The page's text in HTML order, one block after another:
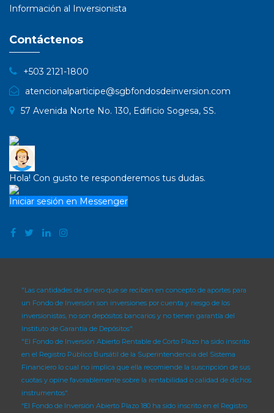
Información al Inversionista
Contáctenos
+503 2121-1800
atencionalparticipe@sgbfondosdeinversion.com
57 Avenida Norte No. 130, Edificio Sogesa, SS.
Hola! Con gusto te responderemos tus dudas.
Iniciar sesión en Messenger
"Las cantidades de dinero que se reciben en concepto de aportes para
un Fondo de Inversión son inversiones por cuenta y riesgo de los
inversionistas, no son depósitos bancarios y no tienen garantía del
Instituto de Garantía de Depósitos".
"El Fondo de Inversión Abierto Rentable de Corto Plazo ha sido inscrito
en el Registro Público Bursátil de la Superintendencia del Sistema
Financiero lo cual no implica que ella recomiende la suscripción de sus
cuotas y opine favorablemente sobre la rentabilidad o calidad de dichos
instrumentos".
“El Fondo de Inversión Abierto Plazo 180 ha sido inscrito en el Registro